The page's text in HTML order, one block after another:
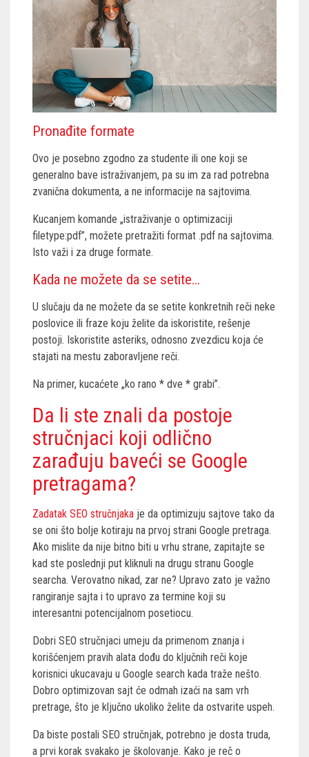
Pronađite formate
Ovo je posebno zgodno za studente ili one koji se
generalno bave istraživanjem, pa su im za rad potrebna
zvanična dokumenta, a ne informacije na sajtovima.
Kucanjem komande „istraživanje o optimizaciji
filetype:pdf”, možete pretražiti format .pdf na sajtovima.
Isto važi i za druge formate.
Kada ne možete da se setite…
U slučaju da ne možete da se setite konkretnih reči neke
poslovice ili fraze koju želite da iskoristite, rešenje
postoji. Iskoristite asteriks, odnosno zvezdicu koja će
stajati na mestu zaboravljene reči.
Na primer, kucaćete „ko rano * dve * grabi”.
Da li ste znali da postoje
stručnjaci koji odlično
zarađuju baveći se Google
pretragama?
Zadatak SEO stručnjaka je da optimizuju sajtove tako da
se oni što bolje kotiraju na prvoj strani Google pretraga.
Ako mislite da nije bitno biti u vrhu strane, zapitajte se
kad ste poslednji put kliknuli na drugu stranu Google
searcha. Verovatno nikad, zar ne? Upravo zato je važno
rangiranje sajta i to upravo za termine koji su
interesantni potencijalnom posetiocu.
Dobri SEO stručnjaci umeju da primenom znanja i
korišćenjem pravih alata dođu do ključnih reči koje
korisnici ukucavaju u Google search kada traže nešto.
Dobro optimizovan sajt će odmah izaći na sam vrh
pretrage, što je ključno ukoliko želite da ostvarite uspeh.
Da biste postali SEO stručnjak, potrebno je dosta truda,
a prvi korak svakako je školovanje. Kako je reč o